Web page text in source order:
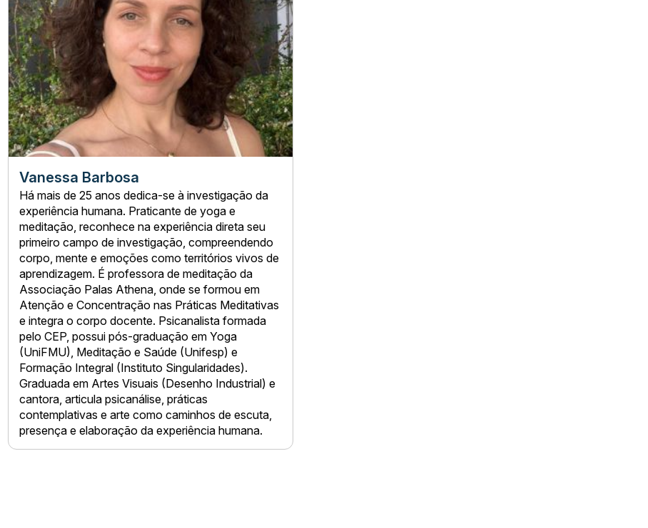
Vanessa Barbosa
Há mais de 25 anos dedica-se à investigação da
experiência humana. Praticante de yoga e
meditação, reconhece na experiência direta seu
primeiro campo de investigação, compreendendo
corpo, mente e emoções como territórios vivos de
aprendizagem. É professora de meditação da
Associação Palas Athena, onde se formou em
Atenção e Concentração nas Práticas Meditativas
e integra o corpo docente. Psicanalista formada
pelo CEP, possui pós-graduação em Yoga
(UniFMU), Meditação e Saúde (Unifesp) e
Formação Integral (Instituto Singularidades).
Graduada em Artes Visuais (Desenho Industrial) e
cantora, articula psicanálise, práticas
contemplativas e arte como caminhos de escuta,
presença e elaboração da experiência humana.